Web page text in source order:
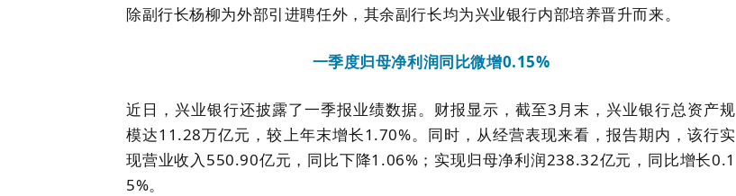
除副行长杨柳为外部引进聘任外，其余副行长均为兴业银行内部培养晋升而来。
一季度归母净利润同比微增0.15%
近日，兴业银行还披露了一季报业绩数据。财报显示，截至3月末，兴业银行总资产规
模达11.28万亿元，较上年末增长1.70%。同时，从经营表现来看，报告期内，该行实
现营业收入550.90亿元，同比下降1.06%；实现归母净利润238.32亿元，同比增长0.1
5%。